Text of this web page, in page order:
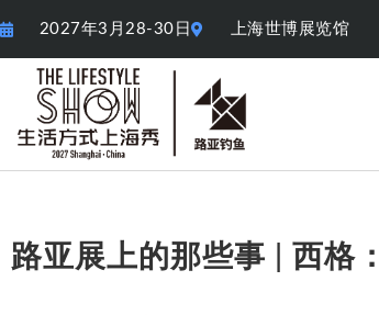
2027年3月28-30日 上海世博展览馆
路亚展上的那些事 | 西格